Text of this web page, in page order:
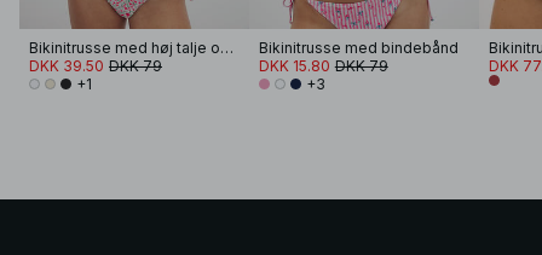
Bikinitrusse med høj talje og løbebånd
DKK 39.50 DKK 79
+1
Bikinitrusse med bindebånd
DKK 15.80 DKK 79
+3
DKK